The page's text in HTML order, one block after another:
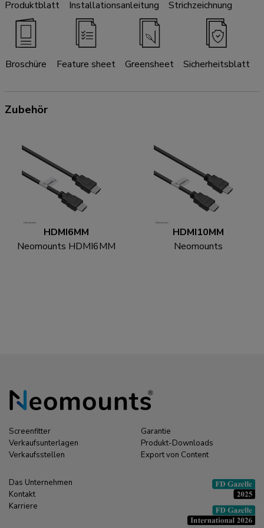
Produktblatt Installationsanleitung Strichzeichnung
Broschüre Feature sheet Greensheet Sicherheitsblatt
Zubehör
HDMI6MM
Neomounts HDMI6MM
HDMI10MM
Neomounts
Screenfitter
Verkaufsunterlagen
Verkaufsstellen
Garantie
Produkt-Downloads
Export von Content
Das Unternehmen
Kontakt
Karriere